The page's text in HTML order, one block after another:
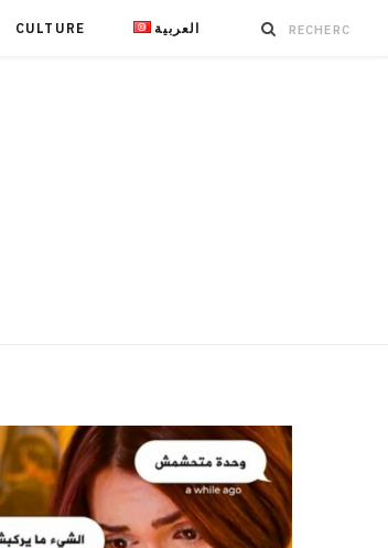
CULTURE العربية